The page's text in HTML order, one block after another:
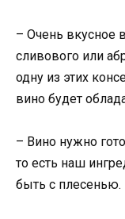
– Очень вкусное
сливового или
одну из этих
вино будет
– Вино нужно
то есть наш
быть с плесенью.